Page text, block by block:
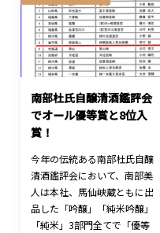
南部杜氏自醸清酒鑑評会
でオール優等賞と8位入
賞！
今年の伝統ある南部杜氏自醸
清酒鑑評会において、南部美
人は本社、馬仙峡蔵ともに出
品した「吟醸」「純米吟醸」
「純米」3部門全てで「優等